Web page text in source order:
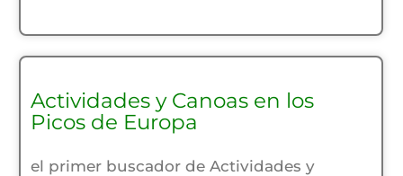
Actividades y Canoas en los
Picos de Europa
el primer buscador de Actividades y